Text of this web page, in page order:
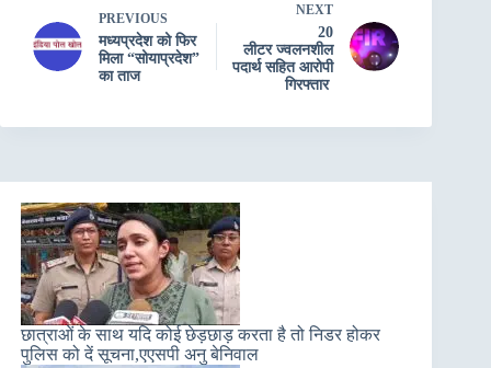
PREVIOUS
मध्यप्रदेश को फिर
मिला “सोयाप्रदेश”
का ताज
NEXT
20
लीटर ज्वलनशील
पदार्थ सहित आरोपी
गिरफ्तार
छात्राओं के साथ यदि कोई छेड़छाड़ करता है तो निडर होकर
पुलिस को दें सूचना,एएसपी अनु बेनिवाल